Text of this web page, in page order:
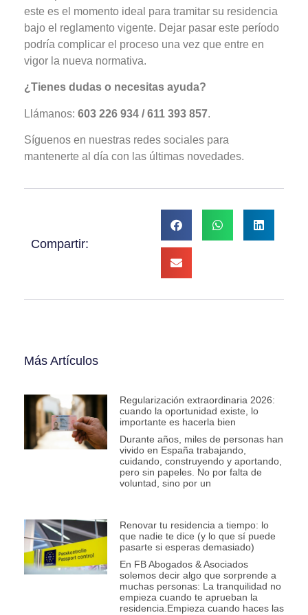
este es el momento ideal para tramitar su residencia
bajo el reglamento vigente. Dejar pasar este período
podría complicar el proceso una vez que entre en
vigor la nueva normativa.
¿Tienes dudas o necesitas ayuda?
Llámanos: 603 226 934 / 611 393 857.
Síguenos en nuestras redes sociales para
mantenerte al día con las últimas novedades.
Compartir:
Más Artículos
Regularización extraordinaria 2026:
cuando la oportunidad existe, lo
importante es hacerla bien
Durante años, miles de personas han
vivido en España trabajando,
cuidando, construyendo y aportando,
pero sin papeles. No por falta de
voluntad, sino por un
Renovar tu residencia a tiempo: lo
que nadie te dice (y lo que sí puede
pasarte si esperas demasiado)
En FB Abogados & Asociados
solemos decir algo que sorprende a
muchas personas: La tranquilidad no
empieza cuando te aprueban la
residencia.Empieza cuando haces las